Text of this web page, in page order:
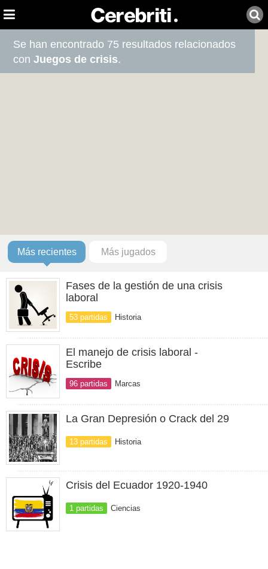
Se han encontrado 75 resultados relacionados
conJuegos de crisis.
Más recientes Más jugados
Fases de la gestión de una crisis
laboral
53 partidas Historia
El manejo de crisis laboral -
Escribe
96 partidas Marcas
La Gran Depresión o Crack del 29
13 partidas Historia
Crisis del Ecuador 1920-1940
1 partidas Ciencias